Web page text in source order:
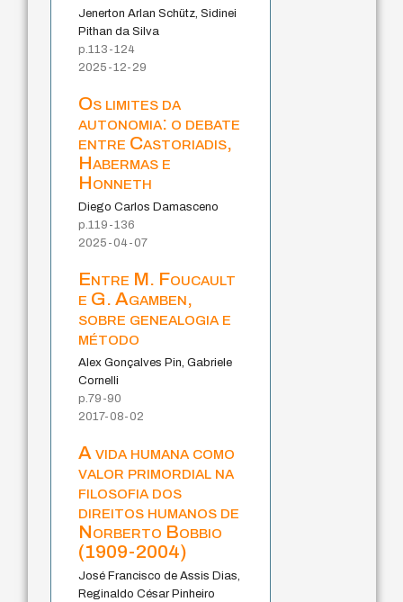
Jenerton Arlan Schütz, Sidinei
Pithan da Silva
p.113-124
2025-12-29
Os limites da
autonomia: o debate
entre Castoriadis,
Habermas e
Honneth
Diego Carlos Damasceno
p.119-136
2025-04-07
Entre M. Foucault
e G. Agamben,
sobre genealogia e
método
Alex Gonçalves Pin, Gabriele
Cornelli
p.79-90
2017-08-02
A vida humana como
valor primordial na
filosofia dos
direitos humanos de
Norberto Bobbio
(1909-2004)
José Francisco de Assis Dias,
Reginaldo César Pinheiro